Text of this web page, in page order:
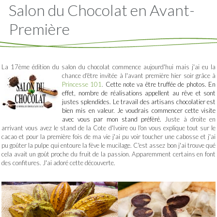
Salon du Chocolat en Avant-
Première
La 17ème édition du salon du chocolat commence aujourd'hui mais j'ai eu la
chance d'être invitée à l'avant première hier soir grâce à
Princesse 101 . Cette note va être truffée de photos. En
effet, nombre de réalisations appellent au rêve et sont
justes splendides. Le travail des artisans chocolatier est
bien mis en valeur. Je voudrais commencer cette visite
avec vous par mon stand préfèré.
Juste à droite en
arrivant vous avez le stand de la Cote d'Ivoire ou l'on vous explique tout sur le
cacao et pour la première fois de ma vie j'ai pu voir toucher une cabosse et j'ai
pu goûter la pulpe qui entoure la fève le mucilage. C'est assez bon j'ai trouve qué
cela avait un goût proche du fruit de la passion. Apparemment certains en font
des confitures. J'ai adoré cette découverte.